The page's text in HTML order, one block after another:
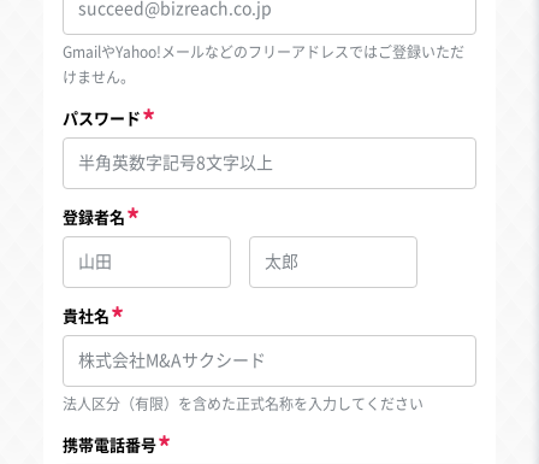
GmailやYahoo!メールなどのフリーアドレスではご登録いただ
けません。
パスワード
登録者名
貴社名
法人区分（有限）を含めた正式名称を入力してください
携帯電話番号